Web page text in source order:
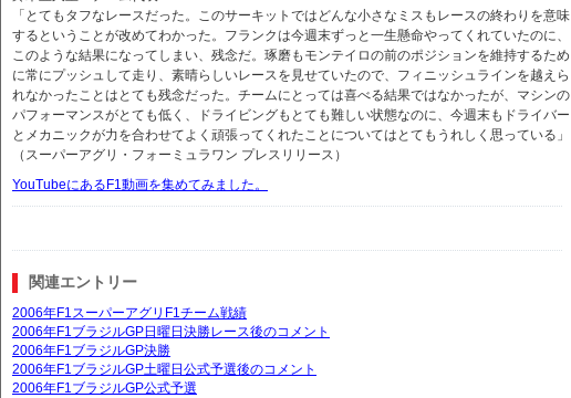
「とてもタフなレースだった。このサーキットではどんな小さなミスもレースの終わりを意味
するということが改めてわかった。フランクは今週末ずっと一生懸命やってくれていたのに、
このような結果になってしまい、残念だ。琢磨もモンテイロの前のポジションを維持するため
に常にプッシュして走り、素晴らしいレースを見せていたので、フィニッシュラインを越えら
れなかったことはとても残念だった。チームにとっては喜べる結果ではなかったが、マシンの
パフォーマンスがとても低く、ドライビングもとても難しい状態なのに、今週末もドライバー
とメカニックが力を合わせてよく頑張ってくれたことについてはとてもうれしく思っている」
（スーパーアグリ・フォーミュラワン プレスリリース）
YouTubeにあるF1動画を集めてみました。
関連エントリー
2006年F1スーパーアグリF1チーム戦績
2006年F1ブラジルGP日曜日決勝レース後のコメント
2006年F1ブラジルGP決勝
2006年F1ブラジルGP土曜日公式予選後のコメント
2006年F1ブラジルGP公式予選